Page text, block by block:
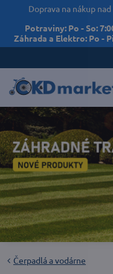
Doprava na nákup
Potraviny: Po - So:
Záhrada a Elektro: Po -
Čerpadlá a vodárne